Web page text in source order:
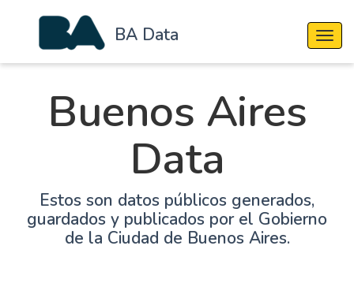
BA Data
Buenos Aires
Data
Estos son datos públicos generados,
guardados y publicados por el Gobierno
de la Ciudad de Buenos Aires.